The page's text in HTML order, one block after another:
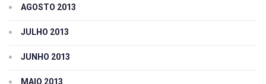
AGOSTO 2013
JULHO 2013
JUNHO 2013
MAIO 2013